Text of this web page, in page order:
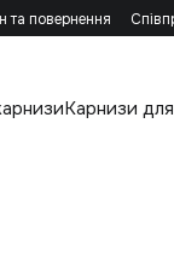
та повернення
Карнизи